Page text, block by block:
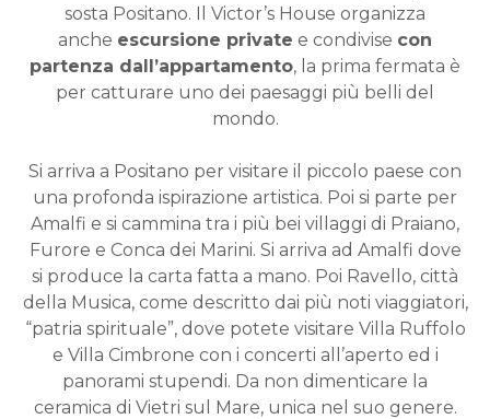
sosta Positano. Il Victor’s House organizza
anche escursione private e condivise con
partenza dall’appartamento, la prima fermata è
per catturare uno dei paesaggi più belli del
mondo.
Si arriva a Positano per visitare il piccolo paese con
una profonda ispirazione artistica. Poi si parte per
Amalfi e si cammina tra i più bei villaggi di Praiano,
Furore e Conca dei Marini. Si arriva ad Amalfi dove
si produce la carta fatta a mano. Poi Ravello, città
della Musica, come descritto dai più noti viaggiatori,
“patria spirituale”, dove potete visitare Villa Ruffolo
e Villa Cimbrone con i concerti all’aperto ed i
panorami stupendi. Da non dimenticare la
ceramica di Vietri sul Mare, unica nel suo genere.